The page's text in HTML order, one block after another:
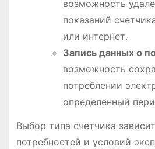
возможность
показаний
или интернет․
Запись данных о
возможность
потреблении
определенный
Выбор типа счетчика
потребностей и условий